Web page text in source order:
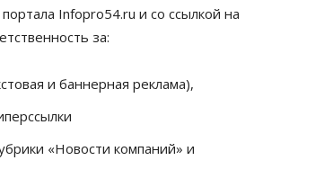
Infopro54.ru и со ссылкой на
за:
и баннерная реклама),
«Новости компаний» и